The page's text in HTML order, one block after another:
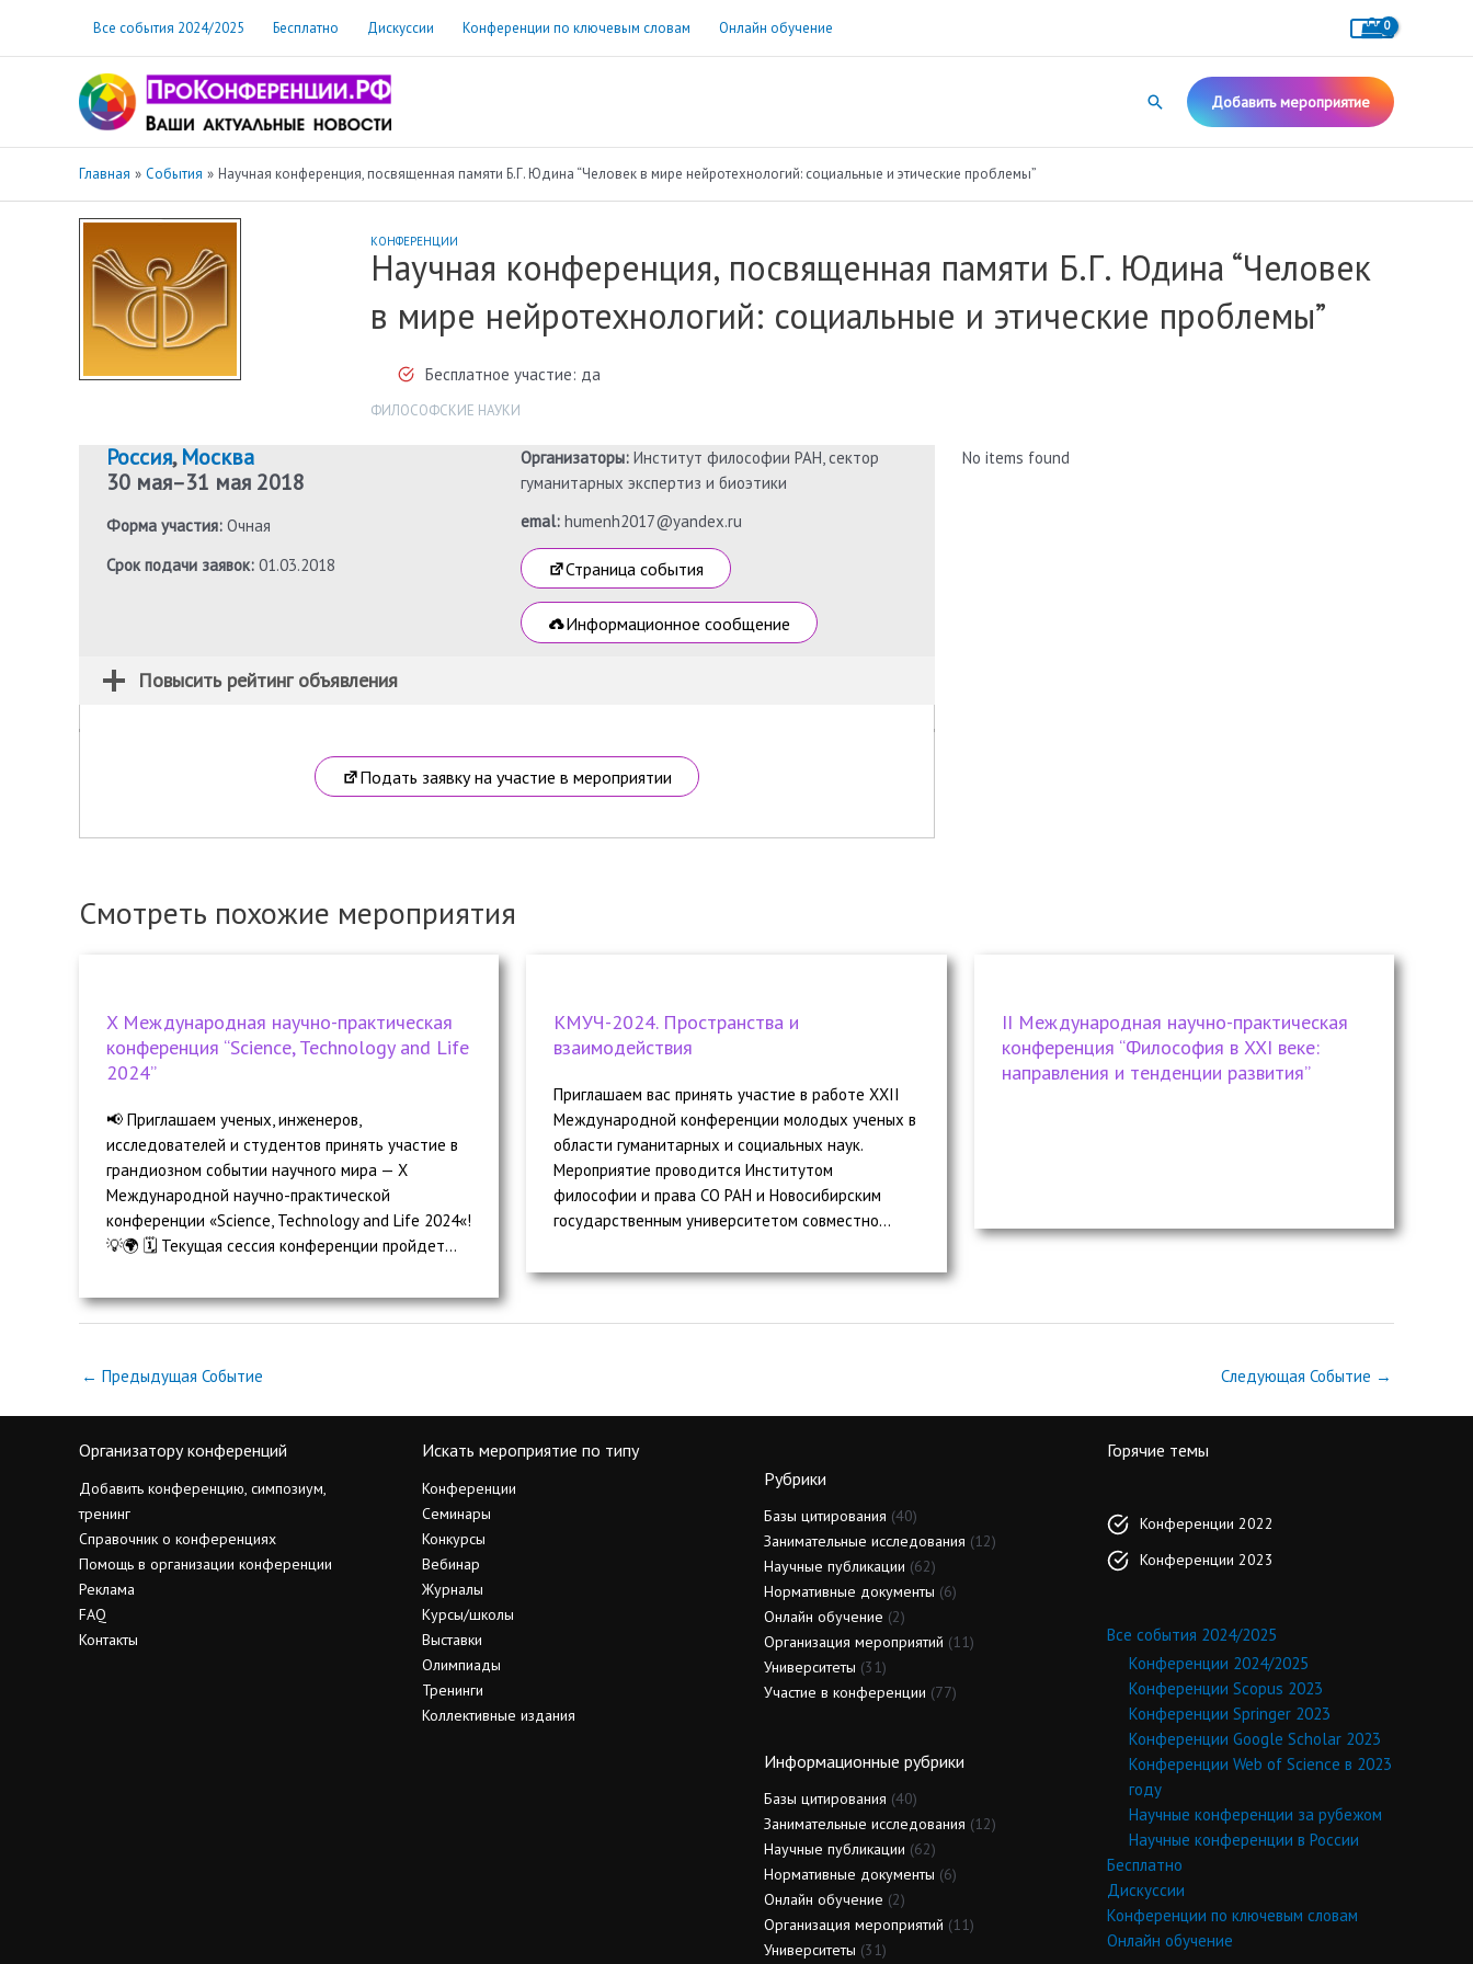
содержимому
Все события 2024/2025 Бесплатно Дискуссии Конференции по ключевым словам Онлайн обучение
Поиск Добавить мероприятие
Главная События Научная конференция, посвященная памяти Б.Г. Юдина “Человек в мире нейротехнологий: социальные и этические проблемы”
КОНФЕРЕНЦИИ
Научная конференция, посвященная памяти Б.Г. Юдина “Человек
в мире нейротехнологий: социальные и этические проблемы”
Бесплатное участие: да
ФИЛОСОФСКИЕ НАУКИ
Россия,Москва
30 мая–31 мая 2018
Форма участия: Очная
Срок подачи заявок: 01.03.2018
Организаторы: Институт философии РАН, сектор
гуманитарных экспертиз и биоэтики
emal:humenh2017@yandex.ru
Страница события
Информационное сообщение
Повысить рейтинг объявления
Подать заявку на участие в мероприятии
No items found
Смотреть похожие мероприятия
X Международная научно-практическая
конференция “Science, Technology and Life
2024”
📢 Приглашаем ученых, инженеров,
исследователей и студентов принять участие в
грандиозном событии научного мира — X
Международной научно-практической
конференции «Science, Technology and Life 2024«!
💡🌍 🗓️ Текущая сессия конференции пройдет...
КМУЧ-2024. Пространства и
взаимодействия
Приглашаем вас принять участие в работе XXII
Международной конференции молодых ученых в
области гуманитарных и социальных наук.
Мероприятие проводится Институтом
философии и права СО РАН и Новосибирским
государственным университетом совместно...
II Международная научно-практическая
конференция “Философия в XXI веке:
направления и тенденции развития”
← Предыдущая Событие Следующая Событие →
Организатору конференций
Добавить конференцию, симпозиум,
тренинг
Справочник о конференциях
Помощь в организации конференции
Реклама
FAQ
Контакты
Искать мероприятие по типу
Конференции
Семинары
Конкурсы
Вебинар
Журналы
Курсы/школы
Выставки
Олимпиады
Тренинги
Коллективные издания
Рубрики
Базы цитирования (40)
Занимательные исследования (12)
Научные публикации (62)
Нормативные документы (6)
Онлайн обучение (2)
Организация мероприятий (11)
Университеты (31)
Участие в конференции (77)
Информационные рубрики
Базы цитирования (40)
Занимательные исследования (12)
Научные публикации (62)
Нормативные документы (6)
Онлайн обучение (2)
Организация мероприятий (11)
Университеты (31)
Горячие темы
Конференции 2022
Конференции 2023
Все события 2024/2025
Конференции 2024/2025
Конференции Scopus 2023
Конференции Springer 2023
Конференции Google Scholar 2023
Конференции Web of Science в 2023
году
Научные конференции за рубежом
Научные конференции в России
Бесплатно
Дискуссии
Конференции по ключевым словам
Онлайн обучение